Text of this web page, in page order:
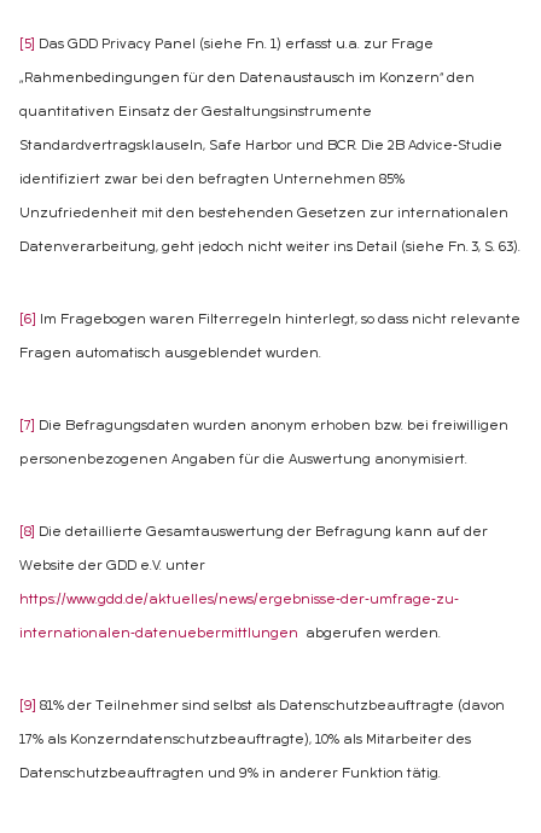
[5] Das GDD Privacy Panel (siehe Fn. 1) erfasst u.a. zur Frage
„Rahmenbedingungen für den Datenaustausch im Konzern“ den
quantitativen Einsatz der Gestaltungsinstrumente
Standardvertragsklauseln, Safe Harbor und BCR. Die 2B Advice-Studie
identifiziert zwar bei den befragten Unternehmen 85%
Unzufriedenheit mit den bestehenden Gesetzen zur internationalen
Datenverarbeitung, geht jedoch nicht weiter ins Detail (siehe Fn. 3, S. 63).
[6] Im Fragebogen waren Filterregeln hinterlegt, so dass nicht relevante
Fragen automatisch ausgeblendet wurden.
[7] Die Befragungsdaten wurden anonym erhoben bzw. bei freiwilligen
personenbezogenen Angaben für die Auswertung anonymisiert.
[8] Die detaillierte Gesamtauswertung der Befragung kann auf der
Website der GDD e.V. unter
https://www.gdd.de/aktuelles/news/ergebnisse-der-umfrage-zu-
internationalen-datenuebermittlungen abgerufen werden.
[9] 81% der Teilnehmer sind selbst als Datenschutzbeauftragte (davon
17% als Konzerndatenschutzbeauftragte), 10% als Mitarbeiter des
Datenschutzbeauftragten und 9% in anderer Funktion tätig.